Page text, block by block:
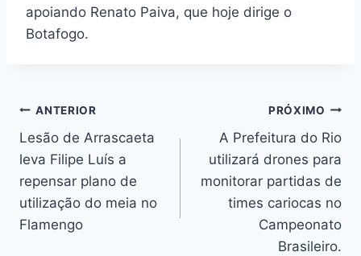
apoiando Renato Paiva, que hoje dirige o
Botafogo.
Navegação
de
Post
ANTERIOR
Lesão de Arrascaeta
leva Filipe Luís a
repensar plano de
utilização do meia no
Flamengo
PRÓXIMO
A Prefeitura do Rio
utilizará drones para
monitorar partidas de
times cariocas no
Campeonato
Brasileiro.